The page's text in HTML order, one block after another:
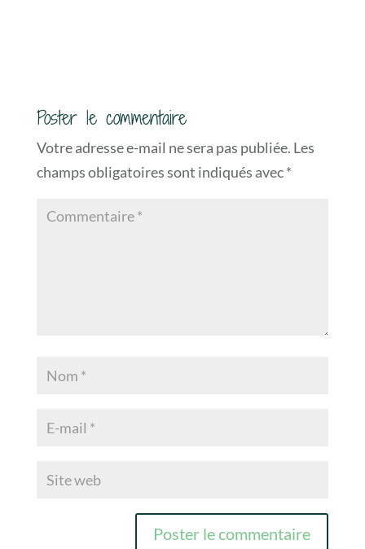
Poster le commentaire
Votre adresse e-mail ne sera pas publiée. Les
champs obligatoires sont indiqués avec*